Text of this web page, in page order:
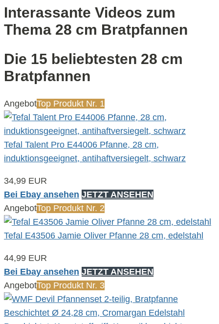
Interassante Videos zum
Thema 28 cm Bratpfannen
Die 15 beliebtesten 28 cm
Bratpfannen
AngebotTop Produkt Nr. 1
Tefal Talent Pro E44006 Pfanne, 28 cm,
induktionsgeeignet, antihaftversiegelt, schwarz
34,99 EUR
Bei Ebay ansehen JETZT ANSEHEN
AngebotTop Produkt Nr. 2
Tefal E43506 Jamie Oliver Pfanne 28 cm, edelstahl
44,99 EUR
Bei Ebay ansehen JETZT ANSEHEN
AngebotTop Produkt Nr. 3